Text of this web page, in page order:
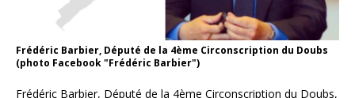
Frédéric Barbier, Député de la 4ème Circonscription du Doubs
(photo Facebook "Frédéric Barbier")
Frédéric Barbier, Député de la 4ème Circonscription du Doubs,